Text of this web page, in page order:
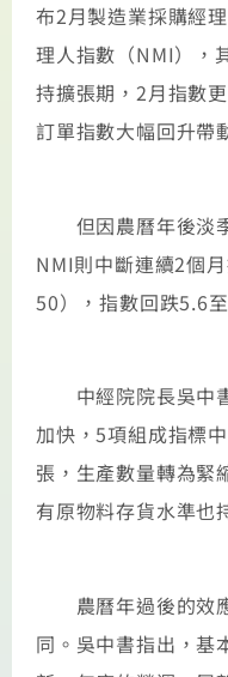
布2月製造業採購經
理人指數（NMI），
持擴張期，2月指數
訂單指數大幅回升帶
但因農曆年後淡
NMI則中斷連續2個
50），指數回跌5.6
中經院院長吳中
加快，5項組成指標
張，生產數量轉為緊
有原物料存貨水準也
農曆年過後的效
同。吳中書指出，基